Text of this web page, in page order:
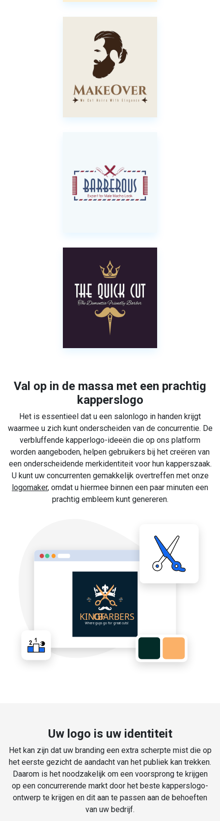
Val op in de massa met een prachtig
kapperslogo
Het is essentieel dat u een salonlogo in handen krijgt
waarmee u zich kunt onderscheiden van de concurrentie. De
verbluffende kapperlogo-ideeën die op ons platform
worden aangeboden, helpen gebruikers bij het creëren van
een onderscheidende merkidentiteit voor hun kapperszaak.
U kunt uw concurrenten gemakkelijk overtreffen met onze
logomaker, omdat u hiermee binnen een paar minuten een
prachtig embleem kunt genereren.
Uw logo is uw identiteit
Het kan zijn dat uw branding een extra scherpte mist die op
het eerste gezicht de aandacht van het publiek kan trekken.
Daarom is het noodzakelijk om een voorsprong te krijgen
op een concurrerende markt door het beste kapperslogo-
ontwerp te krijgen en dit aan te passen aan de behoeften
van uw bedrijf.